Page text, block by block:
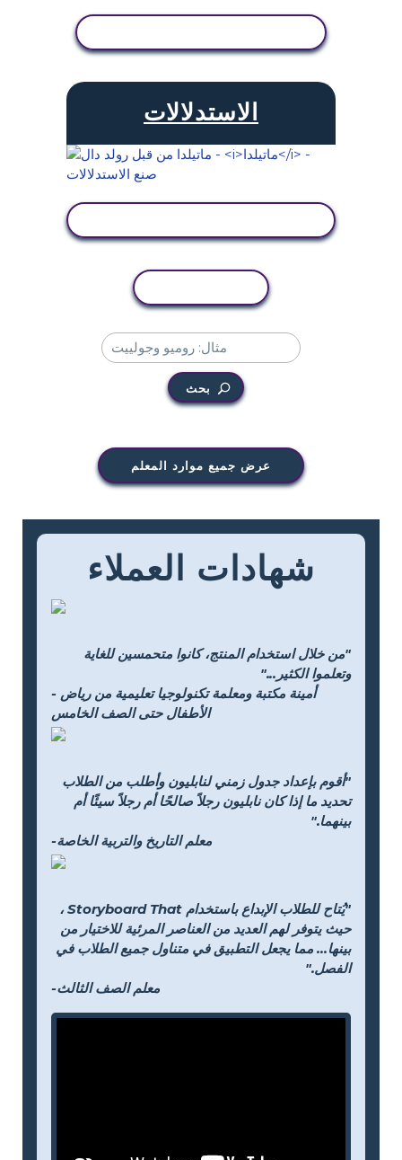
الاستدلالات
بحث
عرض جميع موارد المعلم
شهادات العملاء
"من خلال استخدام المنتج، كانوا متحمسين للغاية
وتعلموا الكثير..."
- أمينة مكتبة ومعلمة تكنولوجيا تعليمية من رياض
الأطفال حتى الصف الخامس
"أقوم بإعداد جدول زمني لنابليون وأطلب من الطلاب
تحديد ما إذا كان نابليون رجلاً صالحًا أم رجلاً سيئًا أم
بينهما."
-معلم التاريخ والتربية الخاصة
"يُتاح للطلاب الإبداع باستخدام Storyboard That ،
حيث يتوفر لهم العديد من العناصر المرئية للاختيار من
بينها... مما يجعل التطبيق في متناول جميع الطلاب في
الفصل."
-معلم الصف الثالث